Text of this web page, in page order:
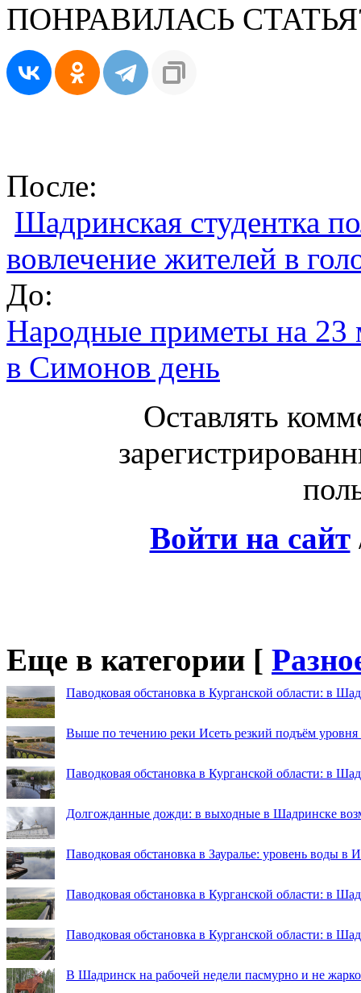
ПОНРАВИЛАСЬ
После:
Шадринская студентка
вовлечение жителей в
До:
Народные приметы на 23
в Симонов день
Оставлять
Войти на сайт
Еще в категории [
Паводковая обстановка в Курганской области: в
Выше по течению реки Исеть резкий подъём
Паводковая обстановка в Курганской области: в
Долгожданные дожди: в выходные в Шадринске
Паводковая обстановка в Зауралье: уровень воды в
Паводковая обстановка в Курганской области: в
Паводковая обстановка в Курганской области: в
В Шадринск на рабочей недели пасмурно и не жарко